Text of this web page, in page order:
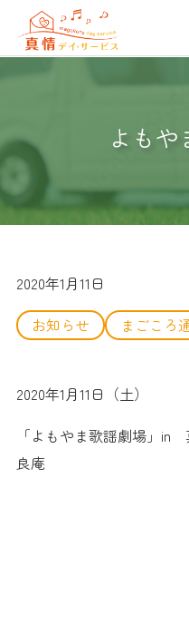
よも
2020年1月11日
お知らせ
まごころ
2020年1月11日（土）
「よもやま歌謡劇場」
良庵